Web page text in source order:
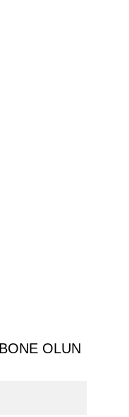
OLUN